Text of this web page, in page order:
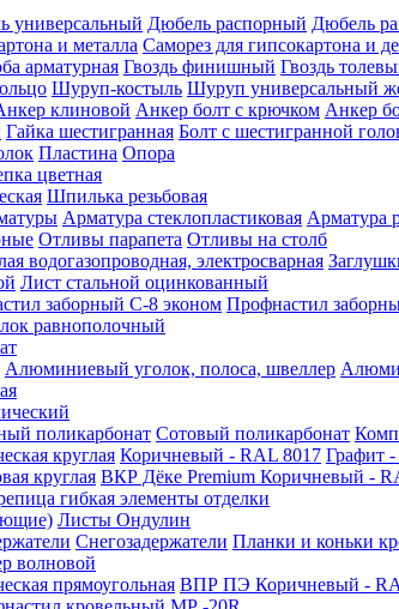
универсальный Дюбель распорный Дюбель
и металла Саморез для гипсокартона и
арматурная Гвоздь финишный Гвоздь
Шуруп-костыль Шуруп универсальный
клиновой Анкер болт с крючком Анкер
Гайка шестигранная Болт c шестигранной
Пластина Опора
цветная
Шпилька резьбовая
Арматура стеклопластиковая Арматура
Отливы парапета Отливы на столб
водогазопроводная, электросварная
Лист стальной оцинкованный
заборный С-8 эконом Профнастил
равнополочный
Алюминиевый уголок, полоса, швеллер
поликарбонат Сотовый поликарбонат
круглая Коричневый - RAL 8017 Графит
круглая ВКР Дёке Premium Коричневый -
гибкая элементы отделки
Листы Ондулин
Снегозадержатели Планки и коньки
волновой
прямоугольная ВПР ПЭ Коричневый -